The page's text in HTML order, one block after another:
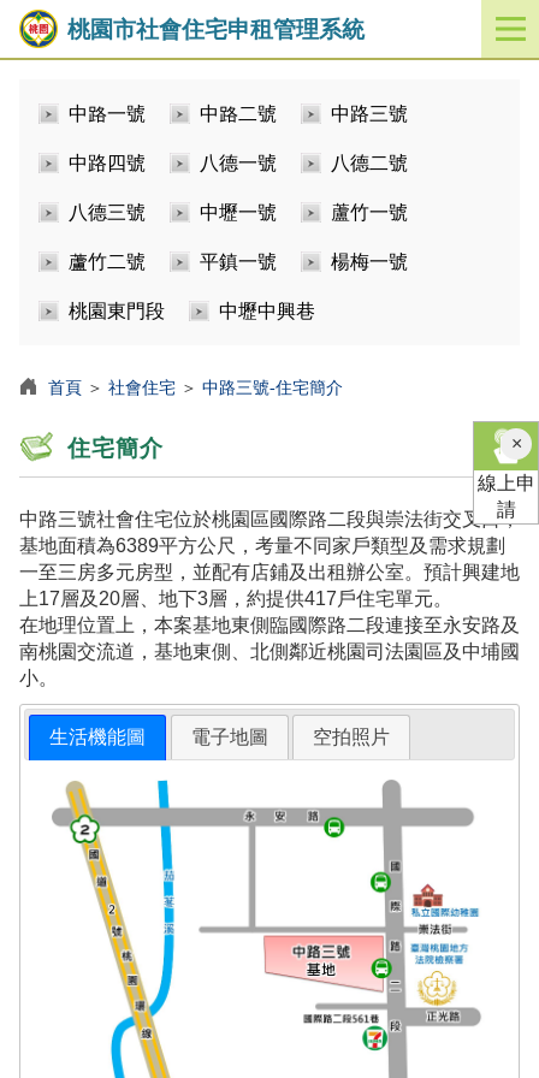
桃園市社會住宅申租管理系統
開
啟
中路一號 中路二號 中路三號
中路四號 八德一號 八德二號
八德三號 中壢一號 蘆竹一號
蘆竹二號 平鎮一號 楊梅一號
桃園東門段 中壢中興巷
首頁 ＞ 社會住宅 ＞ 中路三號-住宅簡介
住宅簡介
中路三號社會住宅位於桃園區國際路二段與崇法街交叉口，
基地面積為6389平方公尺，考量不同家戶類型及需求規劃
一至三房多元房型，並配有店鋪及出租辦公室。預計興建地
上17層及20層、地下3層，約提供417戶住宅單元。
在地理位置上，本案基地東側臨國際路二段連接至永安路及
南桃園交流道，基地東側、北側鄰近桃園司法園區及中埔國
小。
生活機能圖 電子地圖 空拍照片
×關
閉
線上申
請